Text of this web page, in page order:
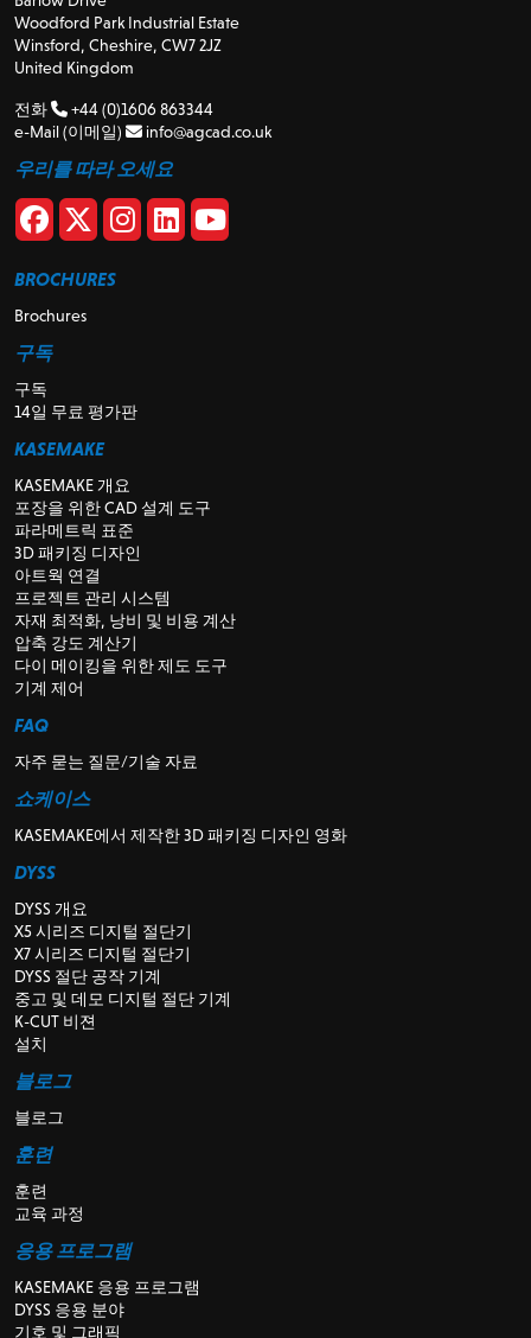
Woodford Park Industrial Estate
Winsford, Cheshire, CW7 2JZ
United Kingdom
전화
+44 (0)1606 863344
e-Mail (이메일)
info@agcad.co.uk
우리를 따라 오세요
BROCHURES
Brochures
구독
구독
14일 무료 평가판
KASEMAKE
KASEMAKE 개요
포장을 위한 CAD 설계 도구
파라메트릭 표준
3D 패키징 디자인
아트웍 연결
프로젝트 관리 시스템
자재 최적화, 낭비 및 비용 계산
압축 강도 계산기
다이 메이킹을 위한 제도 도구
기계 제어
FAQ
자주 묻는 질문/기술 자료
쇼케이스
KASEMAKE에서 제작한 3D 패키징 디자인 영화
DYSS
DYSS 개요
X5 시리즈 디지털 절단기
X7 시리즈 디지털 절단기
DYSS 절단 공작 기계
중고 및 데모 디지털 절단 기계
K-CUT 비젼
설치
블로그
블로그
훈련
훈련
교육 과정
응용 프로그램
KASEMAKE 응용 프로그램
DYSS 응용 분야
기호 및 그래픽